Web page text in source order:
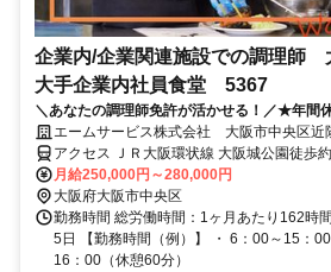
企業内/企業関連施設での調理師
大手企業内社員食堂 5367
＼あなたの調理師免許が活かせる！／★年間
社員登用有★待遇充実の大手企業◎
エームサービス株式会社 大阪市中央区近
(5367)
アクセス ＪＲ大阪環状線 大阪城公園徒歩
知山線〔宝塚線〕 大阪城北詰1番口徒歩約
（大阪府）西口徒歩約10分 ※住所から自動
の位置がずれている場合がございます
月給250,000円～280,000円
大阪府大阪市中央区
勤務時間 総労働時間：1ヶ月あたり162時
5日 【勤務時間（例）】 ・ 6：00～15：
16：00（休憩60分）